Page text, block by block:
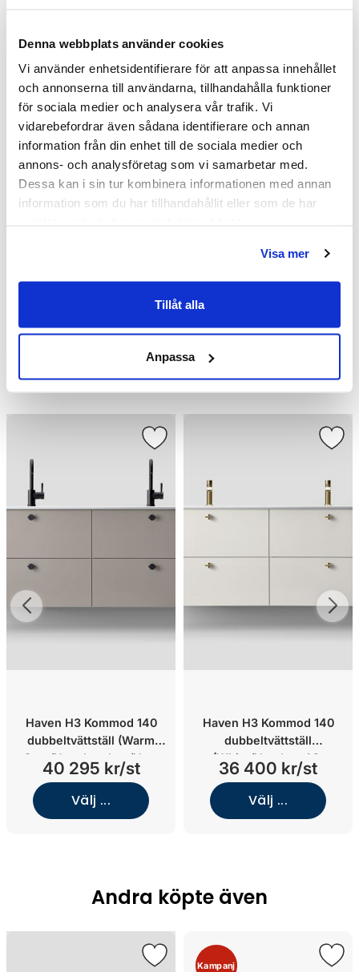
Denna webbplats använder cookies
Vi använder enhetsidentifierare för att anpassa innehållet
och annonserna till användarna, tillhandahålla funktioner
för sociala medier och analysera vår trafik. Vi
vidarebefordrar även sådana identifierare och annan
information från din enhet till de sociala medier och
annons- och analysföretag som vi samarbetar med.
Dessa kan i sin tur kombinera informationen med annan
information som du har tillhandahållit eller som de har
Visa mer
Tillåt alla
Anpassa
SKU: hvv900301-02
MPN: 900301-02
Dokument
HAVEN-Skotselrad.pdf (287.02 KB)
Relaterade kategorier
Liknande produkter
Haven H3 Kommod 140
dubbeltvättställ (Warm
Grey/Utan handtag/Utan
handtag)
40 295 kr/st
Välj ...
Haven H3 Kommod 140
dubbeltvättställ
(White/Handtag A2.
05/Mässing)
36 400 kr/st
Välj ...
Andra köpte även
Kampanj